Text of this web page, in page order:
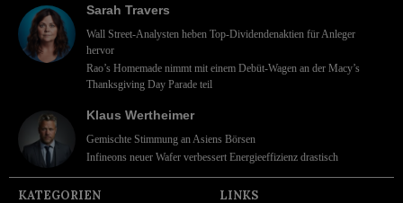
Sarah Travers
Wall Street-Analysten heben Top-Dividendenaktien für Anleger
hervor
Rao’s Homemade nimmt mit einem Debüt-Wagen an der Macy’s
Thanksgiving Day Parade teil
Klaus Wertheimer
Gemischte Stimmung an Asiens Börsen
Infineons neuer Wafer verbessert Energieeffizienz drastisch
KATEGORIEN LINKS